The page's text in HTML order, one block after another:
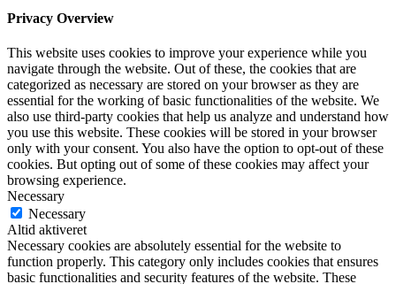
Privacy Overview
This website uses cookies to improve your experience while you
navigate through the website. Out of these, the cookies that are
categorized as necessary are stored on your browser as they are
essential for the working of basic functionalities of the website. We
also use third-party cookies that help us analyze and understand how
you use this website. These cookies will be stored in your browser
only with your consent. You also have the option to opt-out of these
cookies. But opting out of some of these cookies may affect your
browsing experience.
Necessary
Necessary
Altid aktiveret
Necessary cookies are absolutely essential for the website to
function properly. This category only includes cookies that ensures
basic functionalities and security features of the website. These